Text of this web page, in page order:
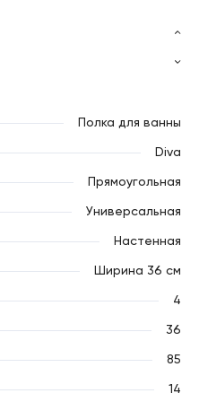
Полка для ванны
Diva
Прямоугольная
Универсальная
Настенная
Ширина 36 см
4
36
85
14